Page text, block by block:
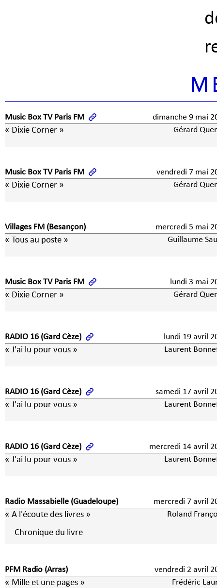
Music Box TV Paris FM dimanche 9
« Dixie Corner » Gérard
Music Box TV Paris FM vendredi 7
« Dixie Corner » Gérard
Villages FM (Besançon) mercredi 5
« Tous au poste » Guillaume
Music Box TV Paris FM lundi 3 mai
« Dixie Corner » Gérard
RADIO 16 (Gard Cèze) lundi 19 avril
« J'ai lu pour vous » Laurent
RADIO 16 (Gard Cèze) samedi 17 avril
« J'ai lu pour vous » Laurent
RADIO 16 (Gard Cèze) mercredi 14 avril
« J'ai lu pour vous » Laurent
Radio Massabielle (Guadeloupe) mercredi 7
« A l'écoute des livres » Roland
Chronique du livre
PFM Radio (Arras) vendredi 2
« Mille et une pages » Frédéric